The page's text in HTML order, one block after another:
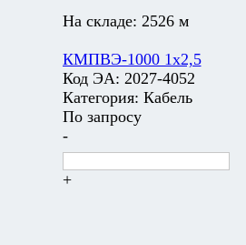
На складе: 2526 м
КМПВЭ-1000 1х2,5
Код ЭА: 2027-4052
Категория: Кабель
По запросу
-
+